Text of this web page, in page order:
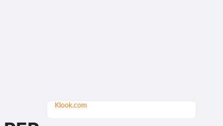
Klook.com